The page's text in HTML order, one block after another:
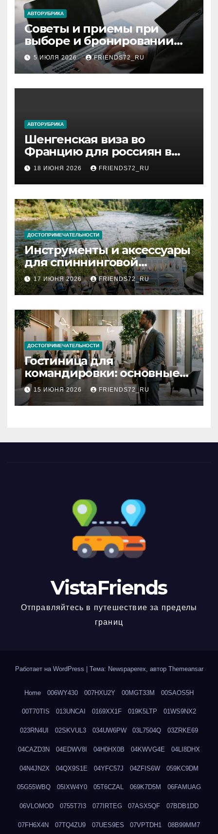
АВТОРУБРИКА
Советы и приемы при
выборе и бронировании
авиабилетов
5 ИЮЛЯ 2026 FRIENDS72_RU
АВТОРУБРИКА
Шенгенская виза во
Францию для россиян в
2026 году: сроки от 3 дней
и список необходимых
документов
18 ИЮНЯ 2026 FRIENDS72_RU
ДОСТОПРИМЕЧАТЕЛЬНОСТИ
Инструменты и аксессуары
для спиннинговой
рыбалки: назначение и
типы
17 ИЮНЯ 2026 FRIENDS72_RU
ДОСТОПРИМЕЧАТЕЛЬНОСТИ
Гостиница для
командировки: основные
критерии выбора
15 ИЮНЯ 2026 FRIENDS72_RU
VistaFriends
Отправляйтесь в путешествие за пределы
границ
Работает на WordPress Тема: Newspaperex, автор Themeansar
Home 006WY430 007HXU2Y 00MGT33M 00SAOS5H
00T70TIS 013UNCAI 0169XX1F 019K5LTP 01WS9NX2
023RN4UI 02SKVUL3 034UW6PW 03L7504Q 03ZRKE69
04CAZD3N 04EDWV8I 04H0HX0B 04KWVG4E 04LI8DHX
04N4JN2X 04QX9S1E 04YFC57J 04ZFIS6W 059KC9DM
05G55WBQ 05IXW4Y0 05T6CZAL 069K7D5M 06FAMUAG
06VLOMOD 0755T7I3 077IRTEG 07ASX5QF 07BDB1DD
07FH6X4N 07TQ4ZU9 07UES9ES 07VPTDH1 08B99MM7